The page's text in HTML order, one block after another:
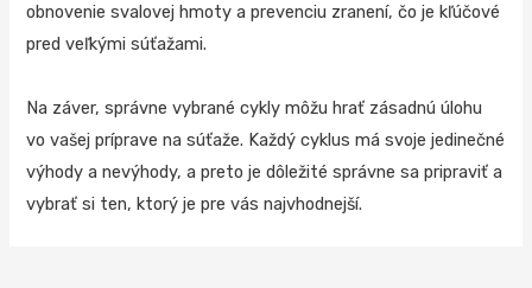
obnovenie svalovej hmoty a prevenciu zranení, čo je kľúčové
pred veľkými súťažami.
Na záver, správne vybrané cykly môžu hrať zásadnú úlohu
vo vašej príprave na súťaže. Každý cyklus má svoje jedinečné
výhody a nevýhody, a preto je dôležité správne sa pripraviť a
vybrať si ten, ktorý je pre vás najvhodnejší.